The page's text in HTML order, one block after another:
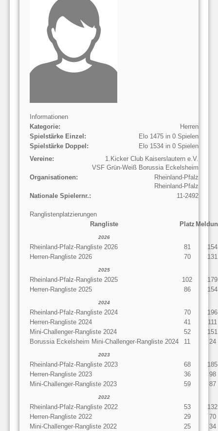
Informationen
Kategorie:
Herren
Spielstärke Einzel:
Elo 1475 in 0 Spielen
Spielstärke Doppel:
Elo 1534 in 0 Spielen
Vereine:
1.Kicker Club Kaiserslautern e.V.
VSF Grün-Weiß Borussia Eckelsheim
Organisationen:
Rheinland-Pfalz
Rheinland-Pfalz
Nationale Spielernr.:
11-2492
Ranglistenplatzierungen
Rangliste
Platz
2026
Rheinland-Pfalz-Rangliste 2026 81
154
Herren-Rangliste 2026
70 131
2025
Rheinland-Pfalz-Rangliste 2025 102
179
Herren-Rangliste 2025
86 154
2024
Rheinland-Pfalz-Rangliste 2024 70
196
Herren-Rangliste 2024
41
111
Mini-Challenger-Rangliste 2024
52
151
Borussia Eckelsheim Mini-Challenger-Rangliste 2024
11 24
2023
Rheinland-Pfalz-Rangliste 2023 68
185
Herren-Rangliste 2023
36
98
Mini-Challenger-Rangliste 2023
59 87
2022
Rheinland-Pfalz-Rangliste 2022 53
132
Herren-Rangliste 2022
29
70
Mini-Challenger-Rangliste 2022
25 34